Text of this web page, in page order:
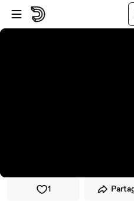
Passer au player
Passer au contenu principal
1